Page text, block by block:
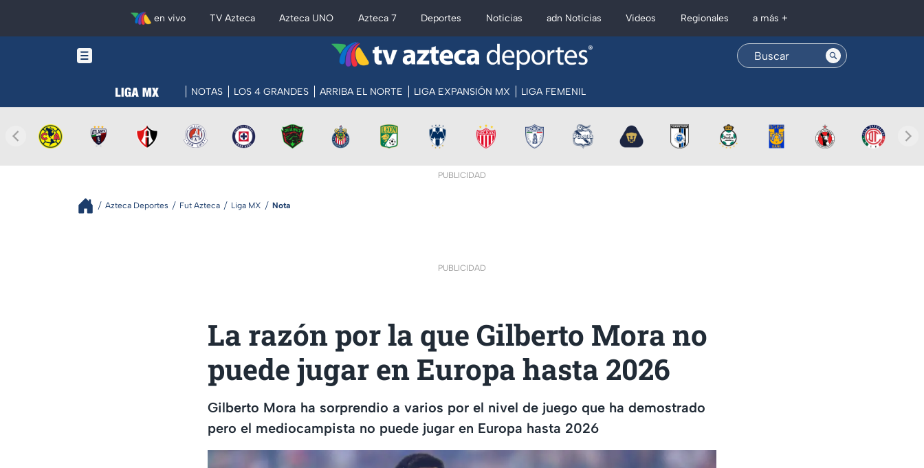
en vivo TV Azteca Azteca UNO Azteca 7 Deportes Noticias adn Noticias Videos Regionales a más +
NOTAS LOS 4 GRANDES ARRIBA EL NORTE LIGA EXPANSIÓN MX LIGA FEMENIL
PUBLICIDAD
Azteca Deportes Fut Azteca Liga MX Nota
PUBLICIDAD
La razón por la que Gilberto Mora no
puede jugar en Europa hasta 2026
Gilberto Mora ha sorprendio a varios por el nivel de juego que ha demostrado
pero el mediocampista no puede jugar en Europa hasta 2026